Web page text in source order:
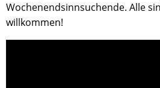
Wochenendsinnsuchende. Alle
willkommen!